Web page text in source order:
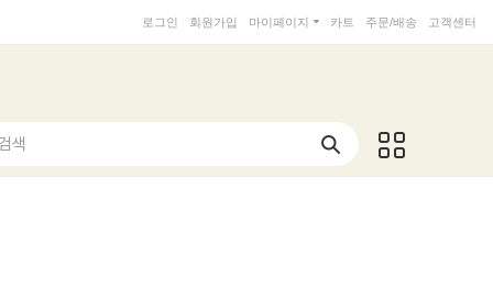
로그인 회원가입 마이페이지 카트 주문/배송 고객센터
색